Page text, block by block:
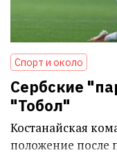
Спорт и около
Сербские
"Тобол"
Костанайская
положение после